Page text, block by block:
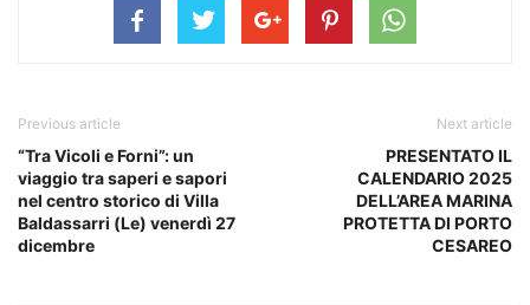
Previous article
“Tra Vicoli e Forni”: un
viaggio tra saperi e sapori
nel centro storico di Villa
Baldassarri (Le) venerdì 27
dicembre
Next article
PRESENTATO IL
CALENDARIO 2025
DELL’AREA MARINA
PROTETTA DI PORTO
CESAREO